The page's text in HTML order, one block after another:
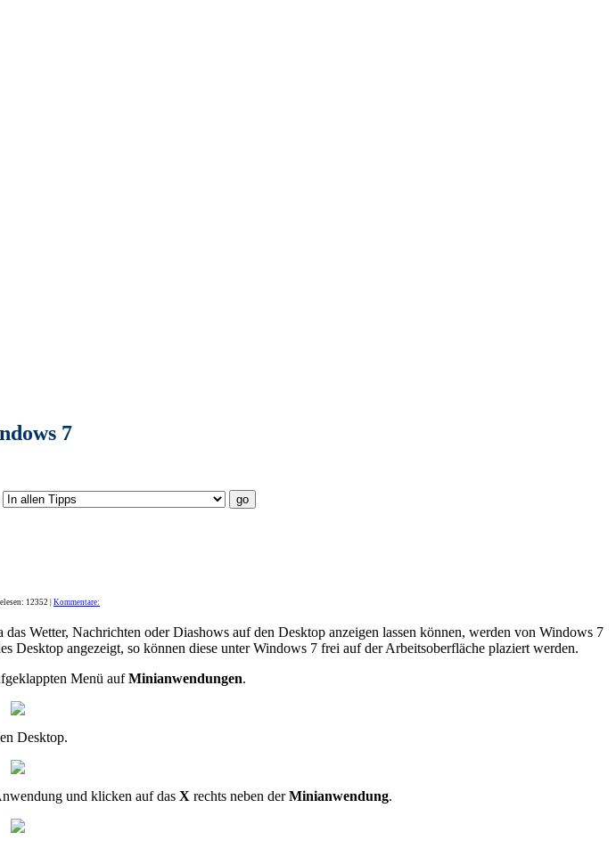
7
12352 | Kommentare:
Wetter, Nachrichten oder Diashows auf den Desktop anzeigen lassen können, werden von Windows 7
Desktop angezeigt, so können diese unter Windows 7 frei auf der Arbeitsoberfläche plaziert werden.
Menü aufMinianwendungen.
Desktop.
und klicken auf das X rechts neben derMinianwendung.